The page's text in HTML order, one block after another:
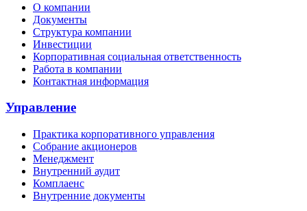
О компании
Документы
Структура компании
Инвестиции
Корпоративная социальная ответственность
Работа в компании
Контактная информация
Управление
Практика корпоративного управления
Собрание акционеров
Менеджмент
Внутренний аудит
Комплаенс
Внутренние документы